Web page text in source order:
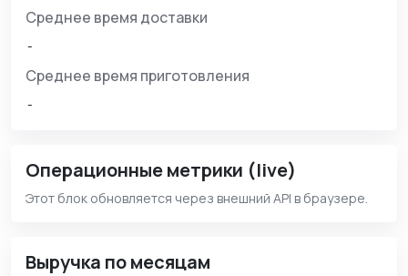
Среднее время доставки
-
Среднее время приготовления
-
Операционные метрики (live)
Этот блок обновляется через внешний API в браузере.
Выручка по месяцам